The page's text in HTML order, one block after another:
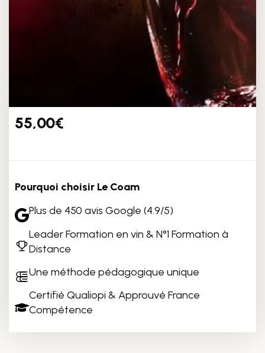
55,00€
Pourquoi choisir Le Coam
Plus de 450 avis Google (4.9/5)
Leader Formation en vin & N°1 Formation à
Distance
Une méthode pédagogique unique
Certifié Qualiopi & Approuvé France
Compétence